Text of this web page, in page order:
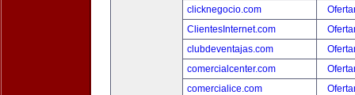
clicknegocio.com
ClientesInternet.com
clubdeventajas.com
comercialcenter.com
comercialice.com